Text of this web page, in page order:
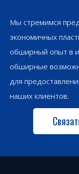
Мы стремимся
экономичных
обширный опыт в
обширные
для
наших клиентов.